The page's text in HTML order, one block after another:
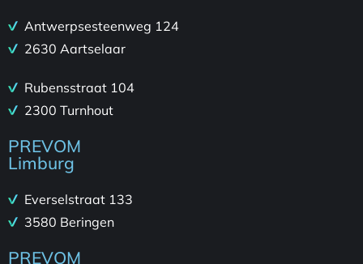
Antwerpsesteenweg 124
2630 Aartselaar
Rubensstraat 104
2300 Turnhout
PREVOM
Limburg
Everselstraat 133
3580 Beringen
PREVOM